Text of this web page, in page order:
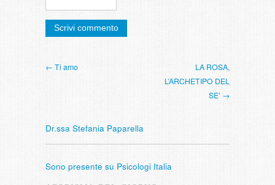
← Ti amo
LA ROSA,
L’ARCHETIPO DEL
SE’ →
Dr.ssa Stefania Paparella
Sono presente su Psicologi Italia